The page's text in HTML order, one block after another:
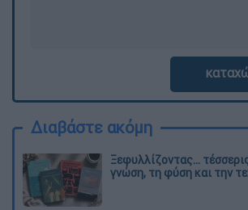
Διαβάστε ακόμη
Ξεφυλλίζοντας...
γνώση, τη φύση και την